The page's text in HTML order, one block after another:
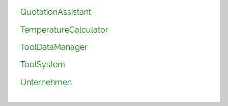
QuotationAssistant
TemperatureCalculator
ToolDataManager
ToolSystem
Unternehmen